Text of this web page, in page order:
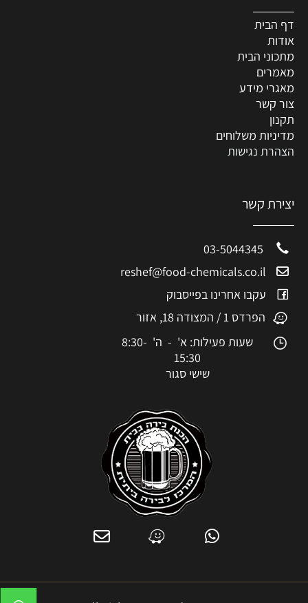
דף הבית
אודות
מתכוני הבית
מאמרים
מאגרי מידע
צור קשר
תקנון
מדיניות משלוחים
הצהרת נגישות
יצירת קשר
reshef@food-chemicals.co.il
עקבו אחרינו בפייסבוק
הפרדס 1 / המצודה 18, אזור
שעות פעילות: א' - ה' 8:30-
15:30
שישי סגור